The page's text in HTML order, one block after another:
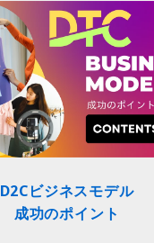
D2Cビジネスモデル
成功のポイント